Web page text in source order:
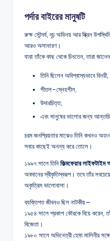
পর্দার বাইরের মানুষটি
রুক্ষ সৌন্দর্য, দৃঢ় অভিনয় আর স্ক্রিন
আরও অসাধারণ।
যারা তাঁকে কাছ থেকে চিনতেন, তারা
তিনি ছিলেন অবিশ্বাস্যভাবে বিনয়ী,
শীতল-স্নেহশীল,
উদারচিত্ত,
এবং মানুষের ভালোর জন্য
চরম জনপ্রিয়তার মাঝেও তিনি কখনও
সবার কাছেই অনন্য করে তোলে।
১৯৯৭ সালে তিনিফিল্মফেয়ার লাইফটাইম
অবদানের স্বীকৃতিস্বরূপ। তবে তাঁর
অকৃত্রিম ভালোবাসা।
ব্যক্তিগত জীবনও ছিল নাটকীয়—
১৯৫৪ সালে প্রকাশ কৌরকে বিয়ে করেন,
বিজেতা।
১৯৮০ সালে অভিনেত্রী হেমা মালিনীর